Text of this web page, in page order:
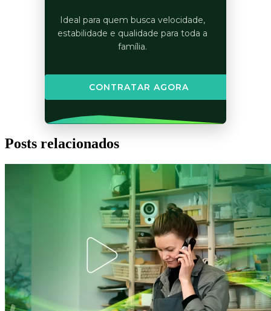
Ideal para quem busca velocidade,
estabilidade e qualidade para toda a
família.
CONTRATAR AGORA
Posts relacionados